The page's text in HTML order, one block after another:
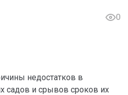
0
недостатков в
садов и срывов сроков их